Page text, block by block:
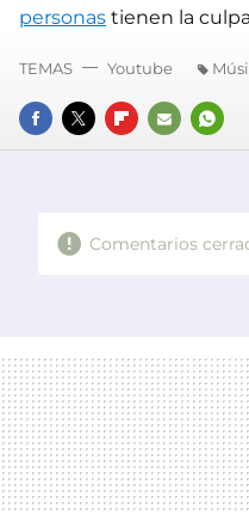
personas tienen la
FACEBOOK
TWITTERFLIPBOARD
E-
TEMAS Youtube
Comentarios